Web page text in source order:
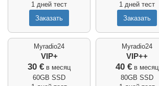
1 дней тест
1 дней тест
Myradio24
VIP+
30 € в месяц
60GB SSD
Myradio24
VIP++
40 € в месяц
80GB SSD